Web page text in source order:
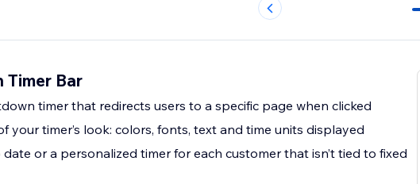
0
Timer Bar
timer that redirects users to a specific page when clicked
your timer’s look: colors, fonts, text and time units displayed
or a personalized timer for each customer that isn’t tied to fixed